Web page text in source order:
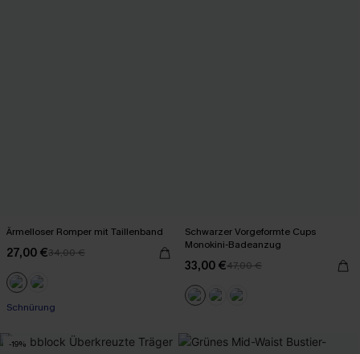
Ärmelloser Romper mit Taillenband
27,00 €34,00 €
Schnürung
Schwarzer Vorgeformte Cups
Monokini-Badeanzug
33,00 €47,00 €
-19%